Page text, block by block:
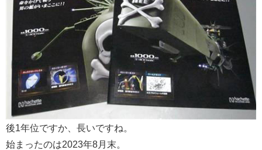
後1年位ですか、長いですね。
始まったのは2023年8月末。